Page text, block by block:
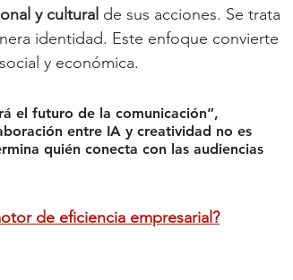
y cultural de sus acciones. Se trata
identidad. Este enfoque convierte
y económica.
el futuro de la comunicación”,
entre IA y creatividad no es
quién conecta con las audiencias
de eficiencia empresarial?